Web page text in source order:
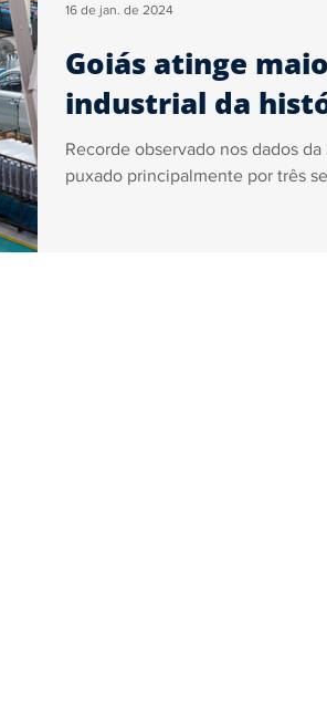
Goiás atinge
industrial da
Recorde observado nos dados
puxado principalmente por três
16 de jan. de 2024